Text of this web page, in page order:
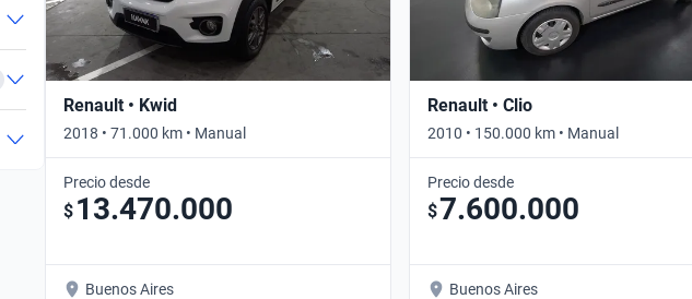
Renault • Kwid
2018 • 71.000 km • Manual
Precio desde
$ 13.470.000
Buenos Aires
Renault • Clio
2010 • 150.000 km • Manual
Precio desde
$7.600.000
Buenos Aires